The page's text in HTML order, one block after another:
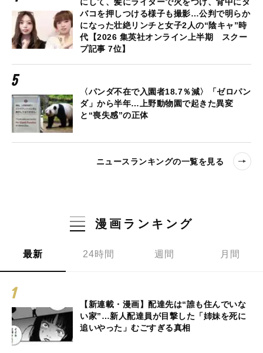
バコを押しつける様子も撮影…公判で明らか
になった壮絶リンチと女子2人の“陰キャ”時
代【2026 集英社オンライン上半期 スクー
プ記事 7位】
〈パンダ不在で入園者18.7％減〉「ゼロパン
ダ」から半年…上野動物園で起きた異変
と“喪失感”の正体
ニュースランキングの一覧を見る
漫画ランキング
最新 24時間 週間 月間
【新連載・漫画】配達先は“誰も住んでいな
い家”…新人配達員が目撃した「姉妹を死に
追いやった」むごすぎる真相